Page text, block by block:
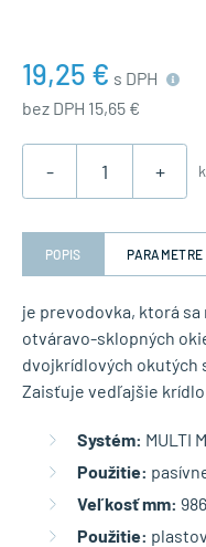
19,25 € s DPH
bez DPH 15,65 €
- +
POPIS PARAMETRE
je prevodovka, ktorá
otváravo-sklopných
dvojkrídlových okutých s
Zaisťuje vedľajšie
Systém: MULTI
Použitie:
Veľkosť mm:
Použitie: